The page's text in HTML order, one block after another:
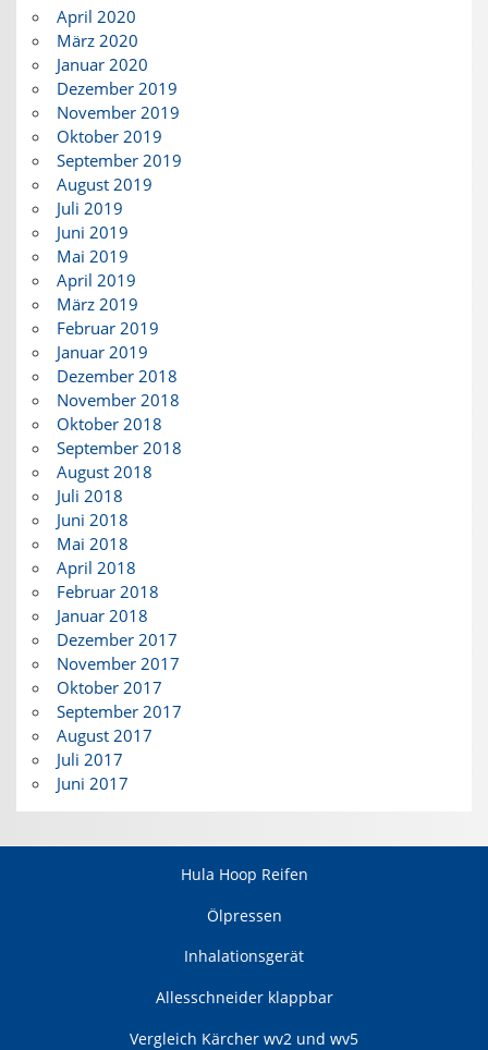
April 2020
März 2020
Januar 2020
Dezember 2019
November 2019
Oktober 2019
September 2019
August 2019
Juli 2019
Juni 2019
Mai 2019
April 2019
März 2019
Februar 2019
Januar 2019
Dezember 2018
November 2018
Oktober 2018
September 2018
August 2018
Juli 2018
Juni 2018
Mai 2018
April 2018
Februar 2018
Januar 2018
Dezember 2017
November 2017
Oktober 2017
September 2017
August 2017
Juli 2017
Juni 2017
Hula Hoop Reifen
Ölpressen
Inhalationsgerät
Allesschneider klappbar
Vergleich Kärcher wv2 und wv5